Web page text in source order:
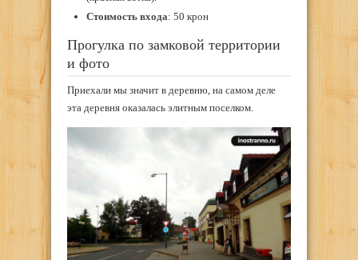
Стоимость входа: 50 крон
Прогулка по замковой территории
и фото
Приехали мы значит в деревню, на самом деле
эта деревня оказалась элитным поселком.